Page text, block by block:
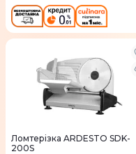
Ломтерізка ARDESTO SDK-
200S